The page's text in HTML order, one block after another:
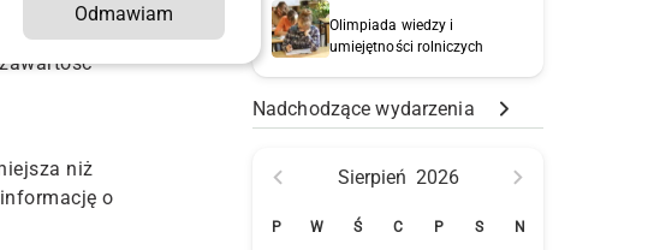
niż
o
Olimpiada wiedzy i
umiejętności rolniczych
Nadchodzące wydarzenia
Sierpień 2026
P W Ś C P S N
Odmawiam